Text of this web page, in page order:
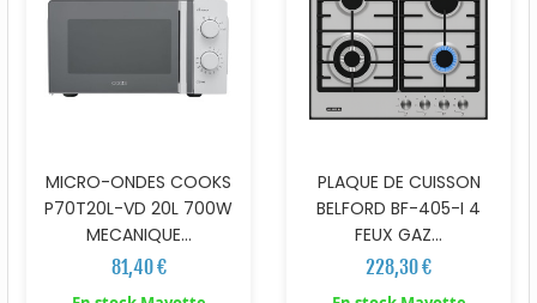
MICRO-ONDES COOKS
P70T20L-VD 20L 700W
MECANIQUE...
81,40 €
PLAQUE DE CUISSON
BELFORD BF-405-I 4
FEUX GAZ...
228,30 €